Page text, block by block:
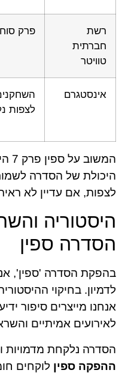
רשת
חברתית
טוויטר
פרק
אינסטגרם
לצפות
היכולת של הסדרה
לצפות, אם עדיין לא
היסטוריה
הסדרה ספין
בהפקת הסדרה 'ספין',
לדמיון. בחיקוי
אנחנו מייצרים סיפור
לאירועים אמיתיים
הסדרה נלקחת מדמויות
ההפקה ספין לוקחים